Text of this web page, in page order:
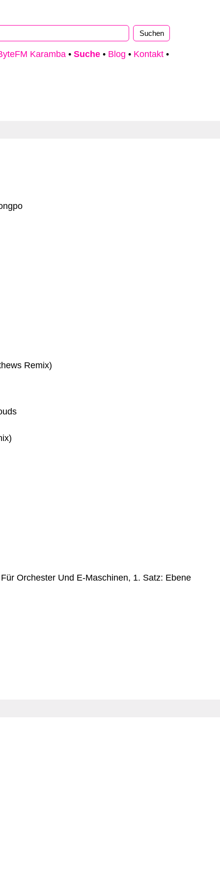
Karamba • Suche • Blog • Kontakt •
Remix)
Orchester Und E-Maschinen, 1. Satz: Ebene